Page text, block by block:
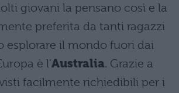
giovani la pensano così e la
preferita da tanti ragazzi
esplorare il mondo fuori dai
è l’Australia. Grazie a
facilmente richiedibili per i